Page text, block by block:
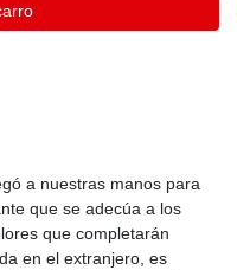
a nuestras manos para
que se adecúa a los
que completarán
en el extranjero, es